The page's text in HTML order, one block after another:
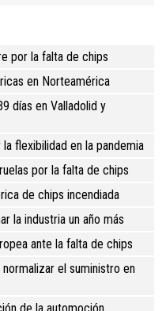
por la falta de chips
en Norteamérica
días en Valladolid y
flexibilidad en la pandemia
por la falta de chips
de chips incendiada
la industria un año más
ante la falta de chips
el suministro en
de la automoción